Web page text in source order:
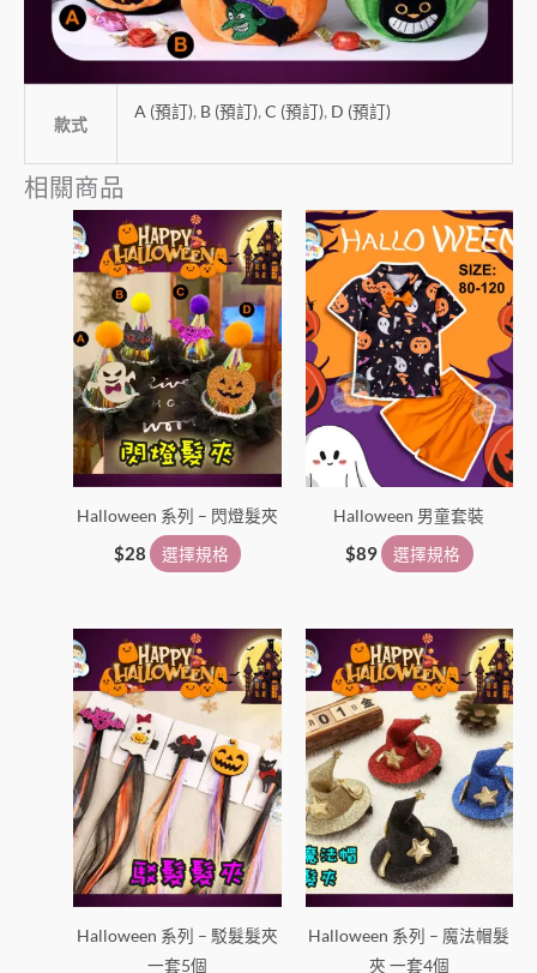
款式
A (預訂), B (預訂), C (預訂), D (預訂)
相關商品
Halloween 系列 – 閃燈髮夾
$28 選擇規格
此
產
品
有
多
種
款
式。
可
在
產
品
選
擇
選
Halloween 男童套裝
$89 選擇規格
此
產
品
種
款
式。
可
在
產
品
選
擇
選
項
Halloween 系列 – 駁髮髮夾
一套5個
Halloween 系列 – 魔法帽髮
夾 一套4個